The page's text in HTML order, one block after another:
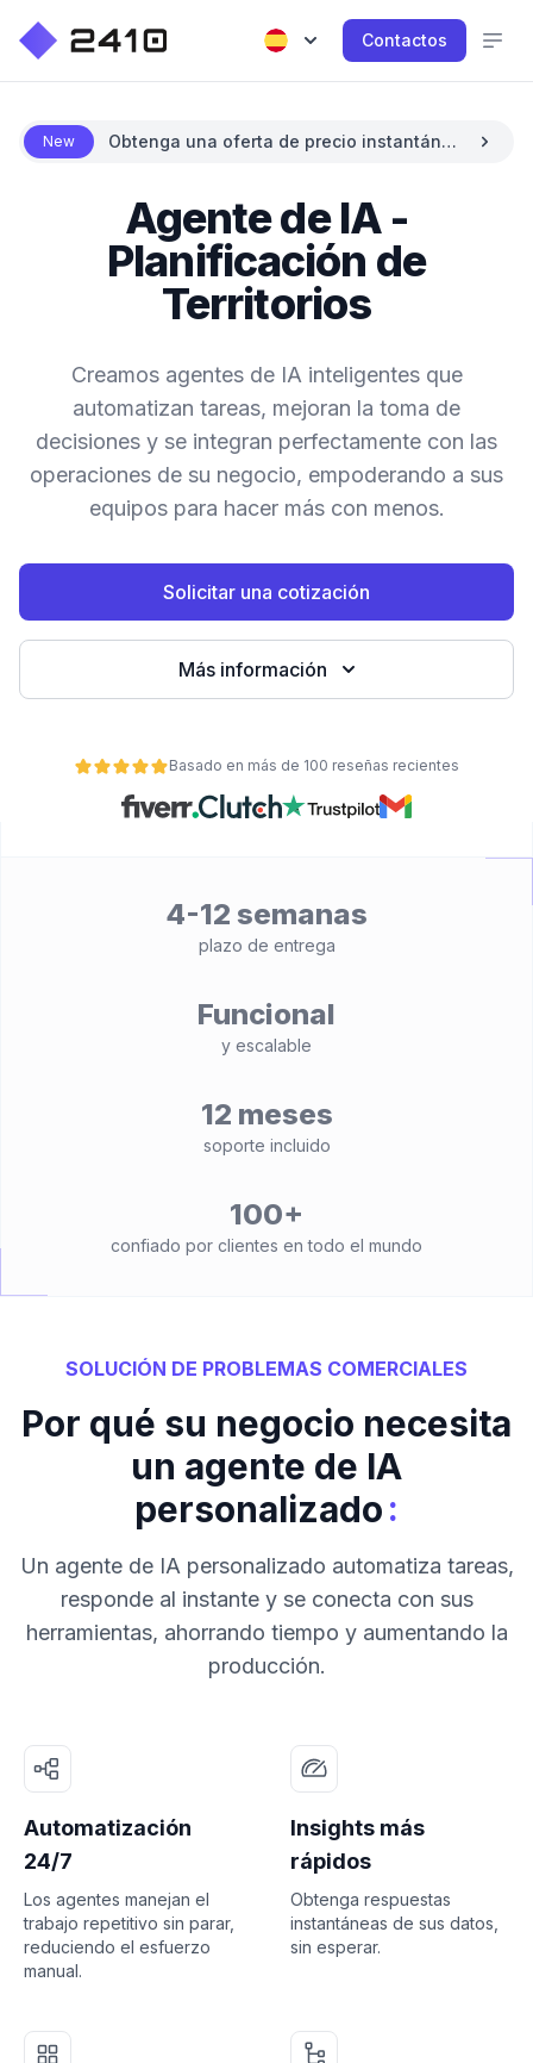
Contactos
New
Obtenga una oferta de precio instantánea
Agente de IA -
Planificación de
Territorios
Creamos agentes de IA inteligentes que
automatizan tareas, mejoran la toma de
decisiones y se integran perfectamente con las
operaciones de su negocio, empoderando a sus
equipos para hacer más con menos.
Solicitar una cotización
Más información
Basado en más de 100 reseñas recientes
4-12 semanas
plazo de entrega
Funcional
y escalable
12 meses
soporte incluido
100+
confiado por clientes en todo el mundo
SOLUCIÓN DE PROBLEMAS COMERCIALES
Por qué su negocio necesita
un agente de IA
personalizado:
Un agente de IA personalizado automatiza tareas,
responde al instante y se conecta con sus
herramientas, ahorrando tiempo y aumentando la
producción.
Automatización
24/7
Los agentes manejan el
trabajo repetitivo sin parar,
reduciendo el esfuerzo
manual.
Insights más
rápidos
Obtenga respuestas
instantáneas de sus datos,
sin esperar.